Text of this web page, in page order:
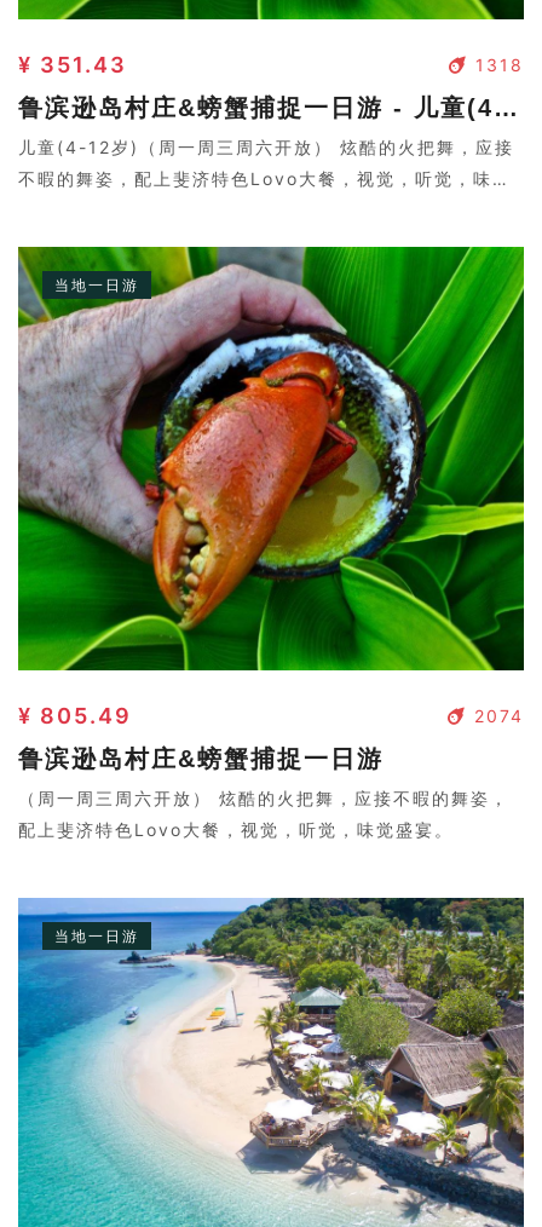
1318
¥ 351.43
鲁滨逊岛村庄&螃蟹捕捉一日游 - 儿童(4-12岁)
儿童(4-12岁)（周一周三周六开放） 炫酷的火把舞，应接
不暇的舞姿，配上斐济特色Lovo大餐，视觉，听觉，味觉
当地一日游
2074
¥ 805.49
鲁滨逊岛村庄&螃蟹捕捉一日游
（周一周三周六开放） 炫酷的火把舞，应接不暇的舞姿，
配上斐济特色Lovo大餐，视觉，听觉，味觉盛宴。
当地一日游